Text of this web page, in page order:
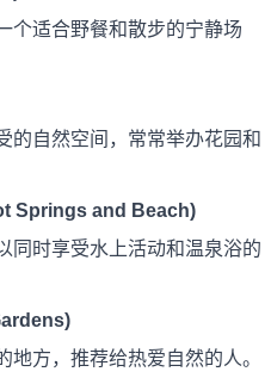
个适合野餐和散步的宁静场
的自然空间，常常举办花园和
Springs and Beach)
同时享受水上活动和温泉浴的
方，推荐给热爱自然的人。